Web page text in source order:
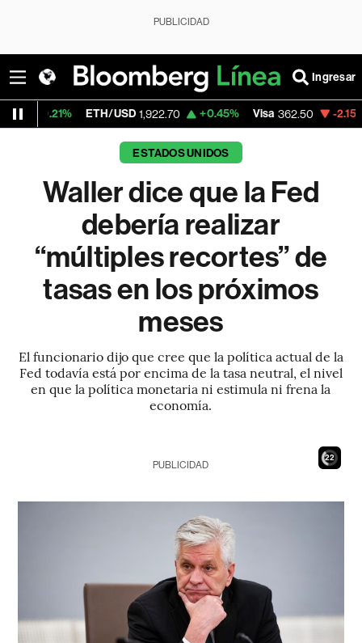
PUBLICIDAD
Ingresar
ETH/USD 1,922.70 +0.45% Visa 362.50 -2.15%
ESTADOS UNIDOS
Waller dice que la Fed
debería realizar
“múltiples recortes” de
tasas en los próximos
meses
El funcionario dijo que cree que la política actual de la
Fed todavía está por encima de la tasa neutral, el nivel
en que la política monetaria ni estimula ni frena la
economía.
21
PUBLICIDAD